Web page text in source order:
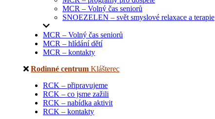
MCR – Volný čas seniorů
SNOEZELEN – svět smyslové relaxace a terapie
MCR – Volný čas seniorů
MCR – hlídání dětí
MCR – kontakty
Rodinné centrum Klášterec
RCK – připravujeme
RCK – co jsme zažili
RCK – nabídka aktivit
RCK – kontakty